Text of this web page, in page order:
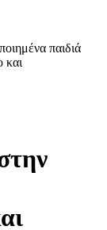
παιδιά
και